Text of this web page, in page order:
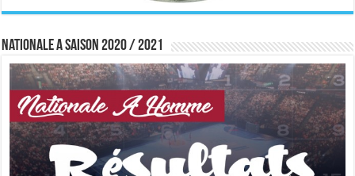
Nationale A saison 2020 / 2021